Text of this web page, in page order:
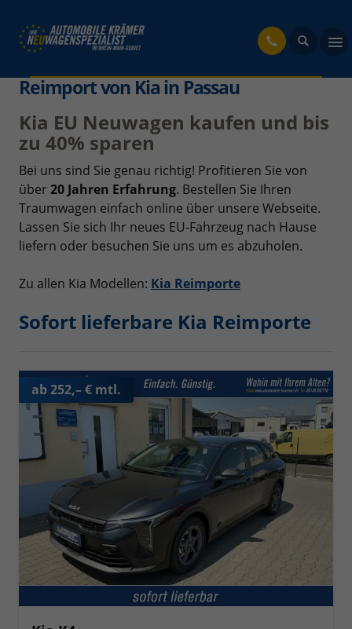
Reimport von Kia in Passau
Kia EU Neuwagen kaufen und bis
zu 40% sparen
Bei uns sind Sie genau richtig! Profitieren Sie von
über 20 Jahren Erfahrung. Bestellen Sie Ihren
Traumwagen einfach online über unsere Webseite.
Lassen Sie sich Ihr neues EU-Fahrzeug nach Hause
liefern oder besuchen Sie uns um es abzuholen.
Zu allen Kia Modellen: Kia Reimporte
Sofort lieferbare Kia Reimporte
ab 252,– € mtl.